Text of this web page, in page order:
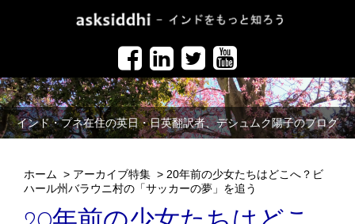
インド・プネ在住の英日・日英翻訳者、デシュムク陽子のブログ
ホーム > アーカイブ特集 > 20年前の少女たちはどこへ？ビ
ハール州バラウニ村の「サッカーの夢」を追う